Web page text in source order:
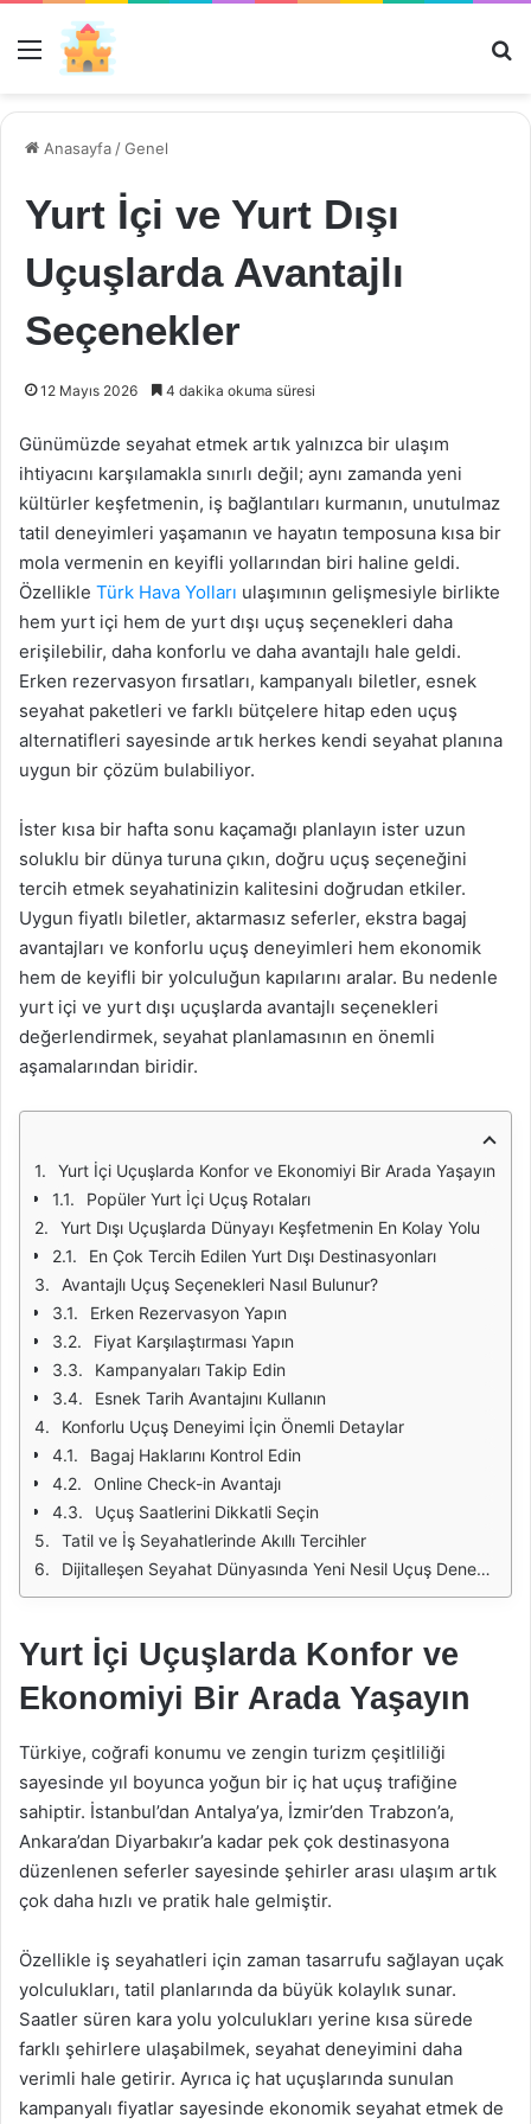
Menü
Anasayfa /Genel
Yurt İçi ve Yurt Dışı
Uçuşlarda Avantajlı
Seçenekler
12 Mayıs 2026 4 dakika okuma süresi
Günümüzde seyahat etmek artık yalnızca bir ulaşım
ihtiyacını karşılamakla sınırlı değil; aynı zamanda yeni
kültürler keşfetmenin, iş bağlantıları kurmanın, unutulmaz
tatil deneyimleri yaşamanın ve hayatın temposuna kısa bir
mola vermenin en keyifli yollarından biri haline geldi.
Özellikle Türk Hava Yolları ulaşımının gelişmesiyle birlikte
hem yurt içi hem de yurt dışı uçuş seçenekleri daha
erişilebilir, daha konforlu ve daha avantajlı hale geldi.
Erken rezervasyon fırsatları, kampanyalı biletler, esnek
seyahat paketleri ve farklı bütçelere hitap eden uçuş
alternatifleri sayesinde artık herkes kendi seyahat planına
uygun bir çözüm bulabiliyor.
İster kısa bir hafta sonu kaçamağı planlayın ister uzun
soluklu bir dünya turuna çıkın, doğru uçuş seçeneğini
tercih etmek seyahatinizin kalitesini doğrudan etkiler.
Uygun fiyatlı biletler, aktarmasız seferler, ekstra bagaj
avantajları ve konforlu uçuş deneyimleri hem ekonomik
hem de keyifli bir yolculuğun kapılarını aralar. Bu nedenle
yurt içi ve yurt dışı uçuşlarda avantajlı seçenekleri
değerlendirmek, seyahat planlamasının en önemli
aşamalarından biridir.
Yurt İçi Uçuşlarda Konfor ve Ekonomiyi Bir Arada Yaşayın
Popüler Yurt İçi Uçuş Rotaları
Yurt Dışı Uçuşlarda Dünyayı Keşfetmenin En Kolay Yolu
En Çok Tercih Edilen Yurt Dışı Destinasyonları
Avantajlı Uçuş Seçenekleri Nasıl Bulunur?
Erken Rezervasyon Yapın
Fiyat Karşılaştırması Yapın
Kampanyaları Takip Edin
Esnek Tarih Avantajını Kullanın
Konforlu Uçuş Deneyimi İçin Önemli Detaylar
Bagaj Haklarını Kontrol Edin
Online Check-in Avantajı
Uçuş Saatlerini Dikkatli Seçin
Tatil ve İş Seyahatlerinde Akıllı Tercihler
Dijitalleşen Seyahat Dünyasında Yeni Nesil Uçuş Deneyimi
Yurt İçi Uçuşlarda Konfor ve
Ekonomiyi Bir Arada Yaşayın
Türkiye, coğrafi konumu ve zengin turizm çeşitliliği
sayesinde yıl boyunca yoğun bir iç hat uçuş trafiğine
sahiptir. İstanbul’dan Antalya’ya, İzmir’den Trabzon’a,
Ankara’dan Diyarbakır’a kadar pek çok destinasyona
düzenlenen seferler sayesinde şehirler arası ulaşım artık
çok daha hızlı ve pratik hale gelmiştir.
Özellikle iş seyahatleri için zaman tasarrufu sağlayan uçak
yolculukları, tatil planlarında da büyük kolaylık sunar.
Saatler süren kara yolu yolculukları yerine kısa sürede
farklı şehirlere ulaşabilmek, seyahat deneyimini daha
verimli hale getirir. Ayrıca iç hat uçuşlarında sunulan
kampanyalı fiyatlar sayesinde ekonomik seyahat etmek de